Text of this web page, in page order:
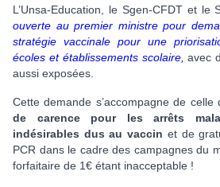
L’Unsa-Education, le Sgen-CFDT et le
ouverte au premier ministre pour
stratégie vaccinale pour une
écoles et établissements scolaire, avec
aussi exposées.
Cette demande s’accompagne de
de carence pour les arrêts
indésirables dus au vaccin et de
PCR dans le cadre des campagnes du
forfaitaire de 1€ étant inacceptable !